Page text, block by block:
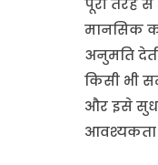
पूरी तरह
मानसिक
अनुमति
किसी भी
और इसे
आवश्यकता